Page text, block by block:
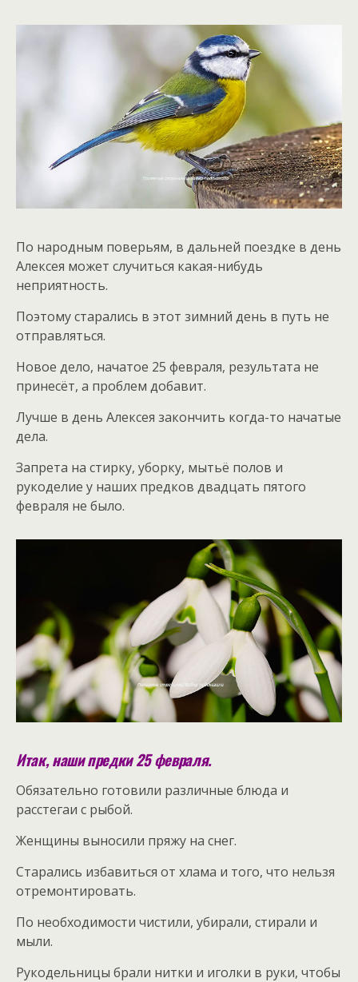
По народным поверьям, в дальней поездке в день
Алексея может случиться какая-нибудь
неприятность.
Поэтому старались в этот зимний день в путь не
отправляться.
Новое дело, начатое 25 февраля, результата не
принесёт, а проблем добавит.
Лучше в день Алексея закончить когда-то начатые
дела.
Запрета на стирку, уборку, мытьё полов и
рукоделие у наших предков двадцать пятого
февраля не было.
Итак, наши предки 25 февраля.
Обязательно готовили различные блюда и
расстегаи с рыбой.
Женщины выносили пряжу на снег.
Старались избавиться от хлама и того, что нельзя
отремонтировать.
По необходимости чистили, убирали, стирали и
мыли.
Рукодельницы брали нитки и иголки в руки, чтобы